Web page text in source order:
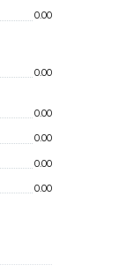
0.00
0.00
0.00
0.00
0.00
0.00